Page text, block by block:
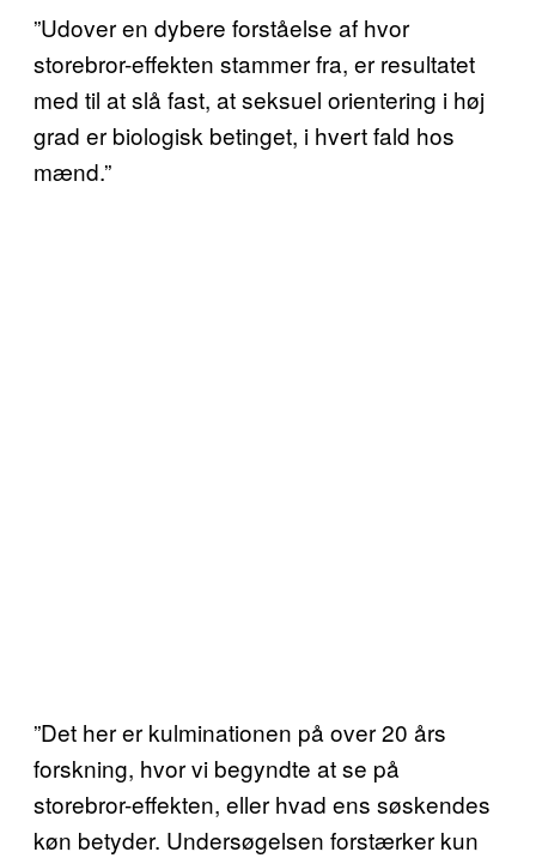
”Udover en dybere forståelse af hvor
storebror-effekten stammer fra, er resultatet
med til at slå fast, at seksuel orientering i høj
grad er biologisk betinget, i hvert fald hos
mænd.”
”Det her er kulminationen på over 20 års
forskning, hvor vi begyndte at se på
storebror-effekten, eller hvad ens søskendes
køn betyder. Undersøgelsen forstærker kun